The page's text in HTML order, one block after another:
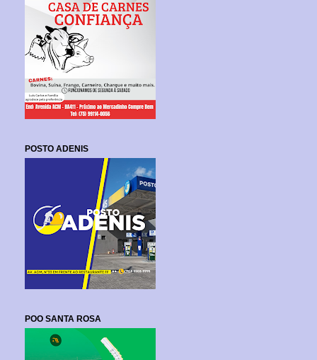
POSTO ADENIS
POO SANTA ROSA